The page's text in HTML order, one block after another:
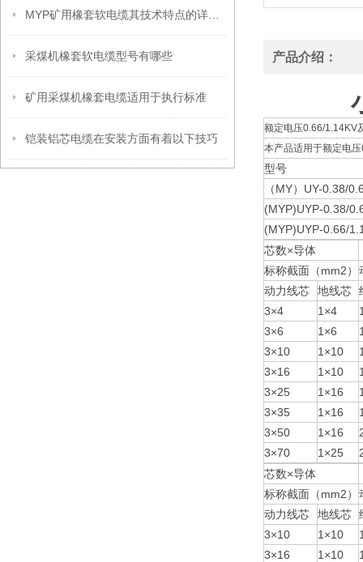
采煤机橡套软电缆型号有哪些
矿用采煤机橡套电缆适用于执行标准
铠装铝芯电缆在安装方面有着以下技巧
产品介绍：
额定电压0.66/1.14KV
本产品适用于额定电
型号
（MY）UY-0.38/
(MYP)UYP-0.38/
(MYP)UYP-0.66/
芯数×导体
标称截面（mm2）
动力线芯
地线芯
3×4
1×4
3×6
1×6
3×10
1×10
3×16
1×10
3×25
1×16
3×35
1×16
3×50
1×16
3×70
1×25
芯数×导体
标称截面（mm2）
动力线芯
地线芯
3×10
1×10
3×16
1×10